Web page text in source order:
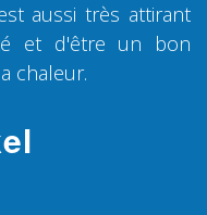
aussi très attirant
et d'être un bon
chaleur.